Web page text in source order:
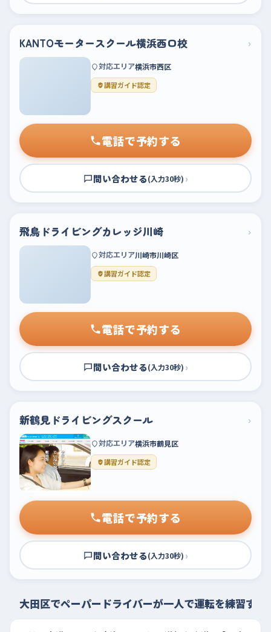
KANTOモータースクール横浜西口校 ›
対応エリア横浜市西区
講習ガイド認定
電話で予約する
問い合わせる(入力30秒) ›
飛鳥ドライビングカレッジ川崎 ›
対応エリア川崎市川崎区
講習ガイド認定
電話で予約する
問い合わせる(入力30秒) ›
新鶴見ドライビングスクール ›
対応エリア横浜市鶴見区
講習ガイド認定
電話で予約する
問い合わせる(入力30秒) ›
大田区でペーパードライバーが一人で運転を練習する